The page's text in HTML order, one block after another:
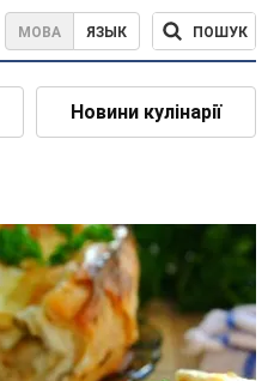
МОВА ЯЗЫК ПОШУК
Новини кулінарії